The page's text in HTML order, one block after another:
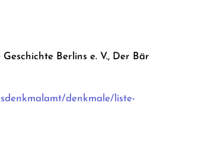
Berlins e. V., Der Bär
denkmale/liste-